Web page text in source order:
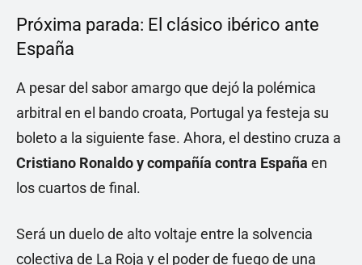
Próxima parada: El clásico ibérico ante
España
A pesar del sabor amargo que dejó la polémica
arbitral en el bando croata, Portugal ya festeja su
boleto a la siguiente fase. Ahora, el destino cruza a
Cristiano Ronaldo y compañía contra España en
los cuartos de final.
Será un duelo de alto voltaje entre la solvencia
colectiva de La Roja y el poder de fuego de una